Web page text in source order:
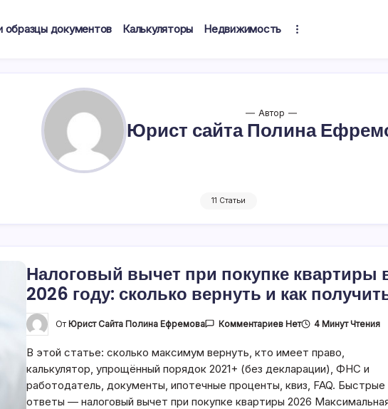
образцы документов Калькуляторы Недвижимость
Автор
Юрист сайта Полина
11 Статьи
Налоговый вычет при покупке квартиры
2026 году: сколько вернуть и как
От Юрист Сайта Полина Ефремова КомментариевК
Вычет
Покупке
Квартиры
В
2026
Нет 4 Минут Чтения
В этой статье: сколько максимум вернуть, кто имеет право,
калькулятор, упрощённый порядок 2021+ (без декларации), ФНС и
работодатель, документы, ипотечные проценты, квиз, FAQ. Быстрые
ответы — налоговый вычет при покупке квартиры 2026